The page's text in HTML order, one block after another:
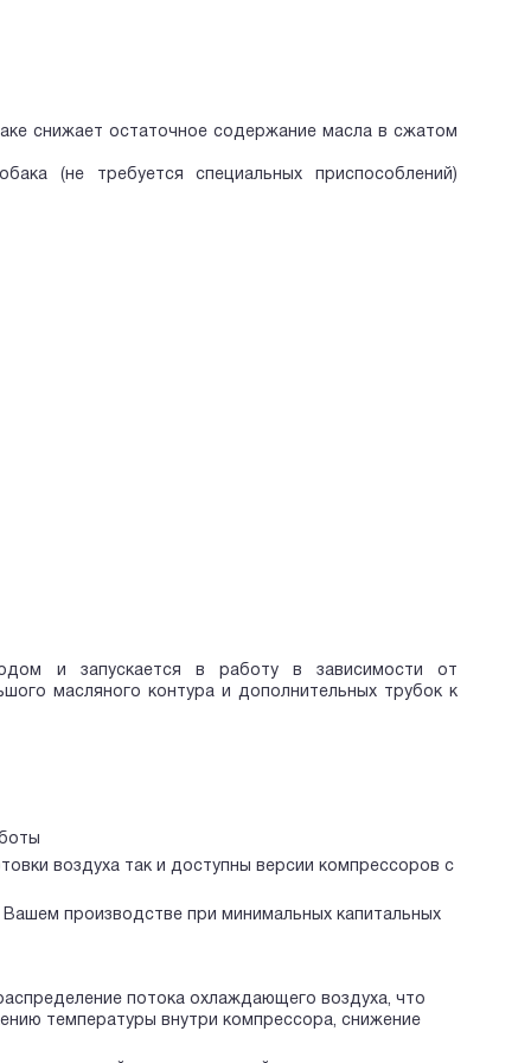
снижает остаточное содержание масла в сжатом
(не требуется специальных приспособлений)
и запускается в работу в зависимости от
масляного контура и дополнительных трубок к
воздуха так и доступны версии компрессоров c
производстве при минимальных капитальных
потока охлаждающего воздуха, что
температуры внутри компрессора, снижение